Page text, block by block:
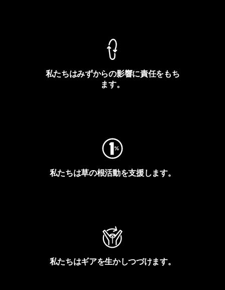
私たちはみずからの影響に責任をもち
ます。
私たちは草の根活動を支援します。
私たちはギアを生かしつづけます。